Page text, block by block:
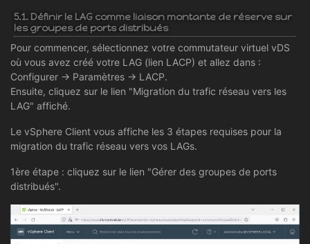
5.1. Définir le LAG comme liaison montante de réserve sur
les groupes de ports distribués
Pour commencer, sélectionnez votre commutateur virtuel vDS
où vous avez créé votre LAG (lien LACP) et allez dans :
Configurer -> Paramètres -> LACP.
Ensuite, cliquez sur le lien "Migration du trafic réseau vers les
LAG" affiché.
Le vSphere Client vous affiche les 3 étapes requises pour la
migration du trafic réseau vers vos LAGs.
1ère étape : cliquez sur le lien "Gérer des groupes de ports
distribués".